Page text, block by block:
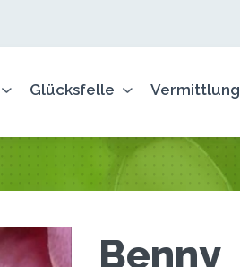
Glücksfelle Vermittlung
Benny